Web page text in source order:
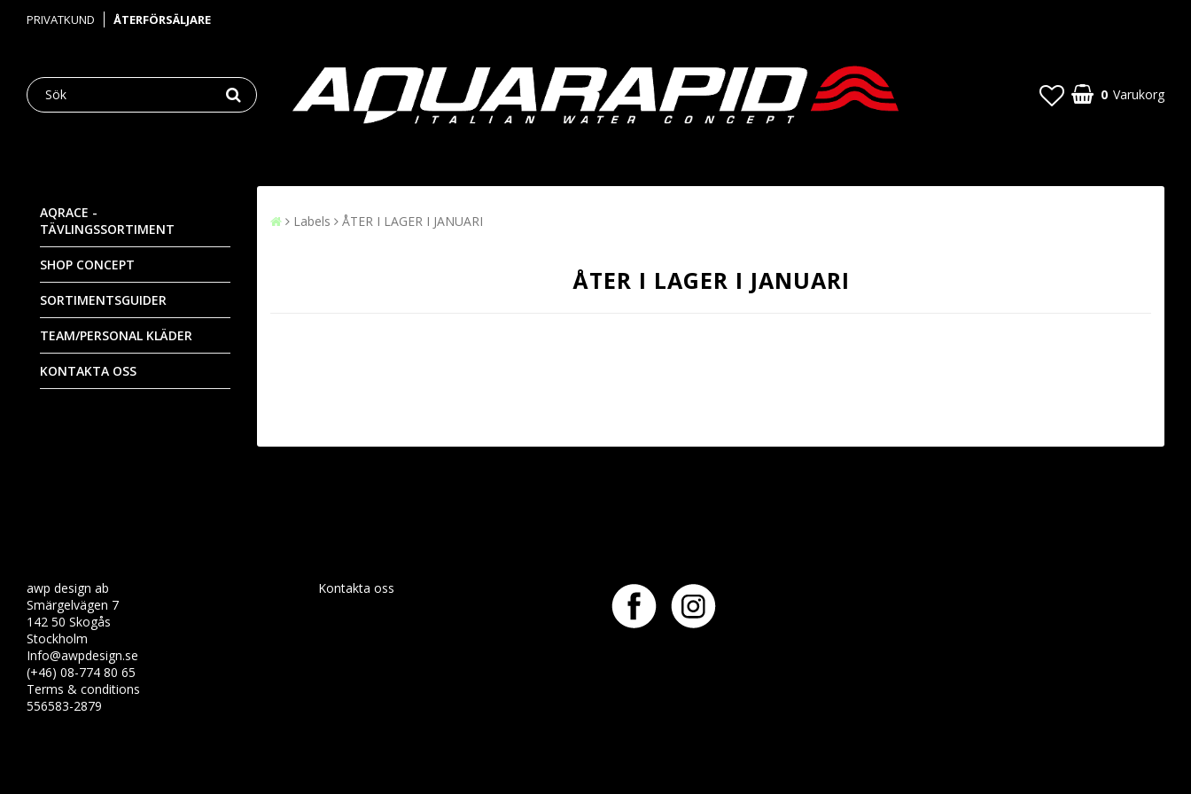
PRIVATKUND ÅTERFÖRSÄLJARE
0 Varukorg
AQRACE -
TÄVLINGSSORTIMENT
SHOP CONCEPT
SORTIMENTSGUIDER
TEAM/PERSONAL KLÄDER
KONTAKTA OSS
Labels ÅTER I LAGER I JANUARI
ÅTER I LAGER I JANUARI
awp design ab
Smärgelvägen 7
142 50 Skogås
Stockholm
Info@awpdesign.se
(+46) 08-774 80 65
Terms & conditions
556583-2879
Kontakta oss